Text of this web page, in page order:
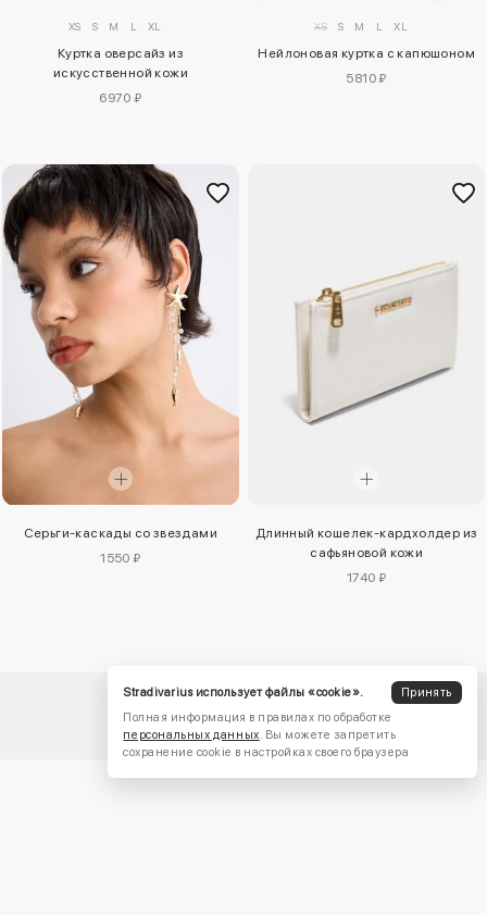
XS S M L XL
Куртка оверсайз из
искусственной кожи
6970 ₽
XS S M L XL
Нейлоновая куртка с капюшоном
5810 ₽
Серьги-каскады со звездами
1550 ₽
Длинный кошелек-кардхолдер из
сафьяновой кожи
1740 ₽
Stradivarius использует файлы «cookie».
Принять
Полная информация в правилах по обработке
персональных данных. Вы можете запретить
сохранение cookie в настройках своего браузера